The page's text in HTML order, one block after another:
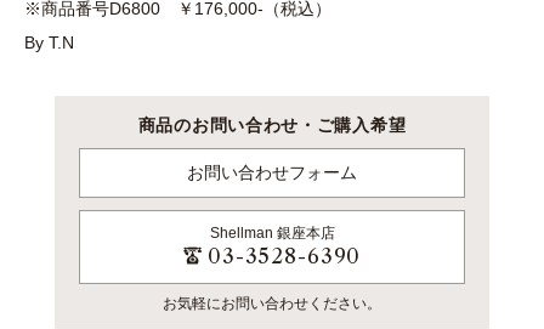
※商品番号D6800 ￥176,000-（税込）
By T.N
商品のお問い合わせ・ご購入希望
お問い合わせフォーム
Shellman 銀座本店
03-3528-6390
お気軽にお問い合わせください。